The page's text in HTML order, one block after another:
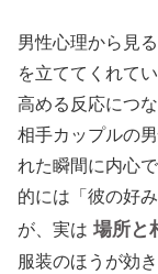
男性心理から見
を立ててくれて
高める反応につ
相手カップルの
れた瞬間に内心
的には「彼の好
が、実は 場所と
服装のほうが効